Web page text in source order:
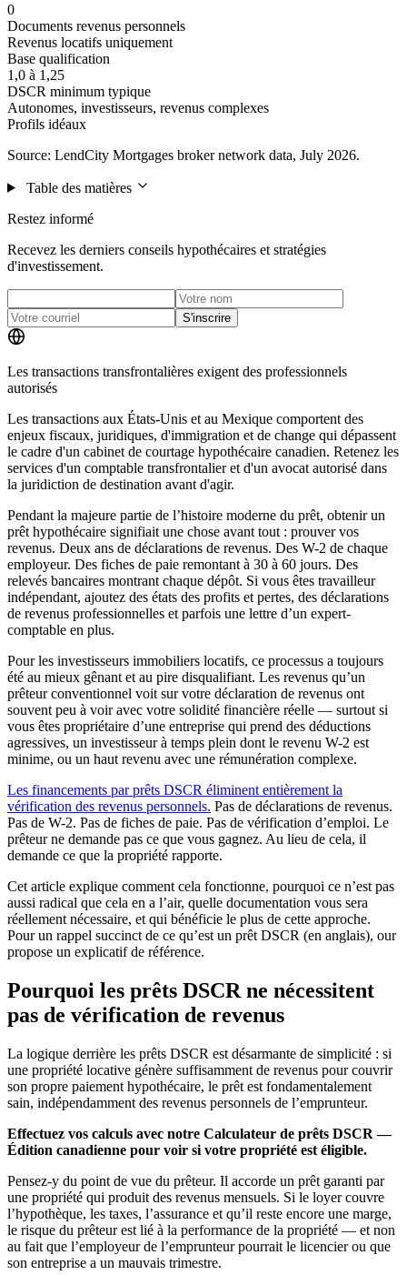
0
Documents revenus personnels
Revenus locatifs uniquement
Base qualification
1,0 à 1,25
DSCR minimum typique
Autonomes, investisseurs, revenus complexes
Profils idéaux
Source: LendCity Mortgages broker network data, July 2026.
Table des matières
Restez informé
Recevez les derniers conseils hypothécaires et stratégies
d'investissement.
S'inscrire
Les transactions transfrontalières exigent des professionnels
autorisés
Les transactions aux États-Unis et au Mexique comportent des
enjeux fiscaux, juridiques, d'immigration et de change qui dépassent
le cadre d'un cabinet de courtage hypothécaire canadien. Retenez les
services d'un comptable transfrontalier et d'un avocat autorisé dans
la juridiction de destination avant d'agir.
Pendant la majeure partie de l’histoire moderne du prêt, obtenir un
prêt hypothécaire signifiait une chose avant tout : prouver vos
revenus. Deux ans de déclarations de revenus. Des W-2 de chaque
employeur. Des fiches de paie remontant à 30 à 60 jours. Des
relevés bancaires montrant chaque dépôt. Si vous êtes travailleur
indépendant, ajoutez des états des profits et pertes, des déclarations
de revenus professionnelles et parfois une lettre d’un expert-
comptable en plus.
Pour les investisseurs immobiliers locatifs, ce processus a toujours
été au mieux gênant et au pire disqualifiant. Les revenus qu’un
prêteur conventionnel voit sur votre déclaration de revenus ont
souvent peu à voir avec votre solidité financière réelle — surtout si
vous êtes propriétaire d’une entreprise qui prend des déductions
agressives, un investisseur à temps plein dont le revenu W-2 est
minime, ou un haut revenu avec une rémunération complexe.
Les financements par prêts DSCR éliminent entièrement la
vérification des revenus personnels. Pas de déclarations de revenus.
Pas de W-2. Pas de fiches de paie. Pas de vérification d’emploi. Le
prêteur ne demande pas ce que vous gagnez. Au lieu de cela, il
demande ce que la propriété rapporte.
Cet article explique comment cela fonctionne, pourquoi ce n’est pas
aussi radical que cela en a l’air, quelle documentation vous sera
réellement nécessaire, et qui bénéficie le plus de cette approche.
Pour un rappel succinct de ce qu’est un prêt DSCR (en anglais), our
propose un explicatif de référence.
Pourquoi les prêts DSCR ne nécessitent
pas de vérification de revenus
La logique derrière les prêts DSCR est désarmante de simplicité : si
une propriété locative génère suffisamment de revenus pour couvrir
son propre paiement hypothécaire, le prêt est fondamentalement
sain, indépendamment des revenus personnels de l’emprunteur.
Effectuez vos calculs avec notre Calculateur de prêts DSCR —
Édition canadienne pour voir si votre propriété est éligible.
Pensez-y du point de vue du prêteur. Il accorde un prêt garanti par
une propriété qui produit des revenus mensuels. Si le loyer couvre
l’hypothèque, les taxes, l’assurance et qu’il reste encore une marge,
le risque du prêteur est lié à la performance de la propriété — et non
au fait que l’employeur de l’emprunteur pourrait le licencier ou que
son entreprise a un mauvais trimestre.